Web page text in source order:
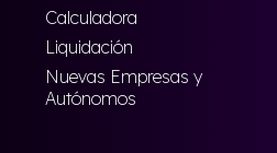
Calculadora
Liquidación
Nuevas Empresas y
Autónomos